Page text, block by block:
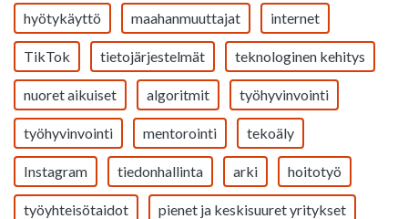
hyötykäyttö maahanmuuttajat internet
TikTok tietojärjestelmät teknologinen kehitys
nuoret aikuiset algoritmit työhyvinvointi
työhyvinvointi mentorointi tekoäly
Instagram tiedonhallinta arki hoitotyö
työyhteisötaidot pienet ja keskisuuret yritykset